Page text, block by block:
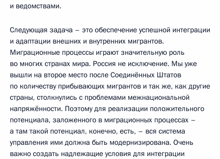
и ведомствами.
Следующая задача – это обеспечение успешной интеграции
и адаптации внешних и внутренних мигрантов.
Миграционные процессы играют значительную роль
во многих странах мира. Россия не исключение. Мы уже
вышли на второе место после Соединённых Штатов
по количеству прибывающих мигрантов и так же, как другие
страны, столкнулись с проблемами межнациональной
напряжённости. Поэтому для реализации положительного
потенциала, заложенного в миграционных процессах –
а там такой потенциал, конечно, есть, – вся система
управления ими должна быть модернизирована. Очень
важно создать надлежащие условия для интеграции